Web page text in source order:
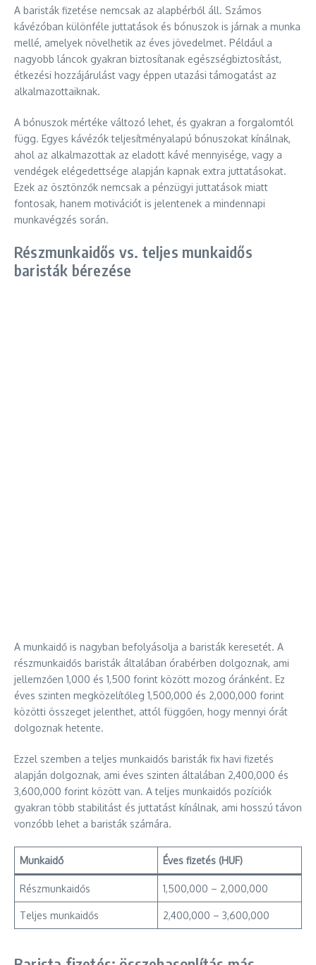
A baristák fizetése nemcsak az alapbérből áll. Számos
kávézóban különféle juttatások és bónuszok is járnak a munka
mellé, amelyek növelhetik az éves jövedelmet. Például a
nagyobb láncok gyakran biztosítanak egészségbiztosítást,
étkezési hozzájárulást vagy éppen utazási támogatást az
alkalmazottaiknak.
A bónuszok mértéke változó lehet, és gyakran a forgalomtól
függ. Egyes kávézók teljesítményalapú bónuszokat kínálnak,
ahol az alkalmazottak az eladott kávé mennyisége, vagy a
vendégek elégedettsége alapján kapnak extra juttatásokat.
Ezek az ösztönzők nemcsak a pénzügyi juttatások miatt
fontosak, hanem motivációt is jelentenek a mindennapi
munkavégzés során.
Részmunkaidős vs. teljes munkaidős
baristák bérezése
A munkaidő is nagyban befolyásolja a baristák keresetét. A
részmunkaidős baristák általában órabérben dolgoznak, ami
jellemzően 1,000 és 1,500 forint között mozog óránként. Ez
éves szinten megközelítőleg 1,500,000 és 2,000,000 forint
közötti összeget jelenthet, attól függően, hogy mennyi órát
dolgoznak hetente.
Ezzel szemben a teljes munkaidős baristák fix havi fizetés
alapján dolgoznak, ami éves szinten általában 2,400,000 és
3,600,000 forint között van. A teljes munkaidős pozíciók
gyakran több stabilitást és juttatást kínálnak, ami hosszú távon
vonzóbb lehet a baristák számára.
Munkaidő Éves fizetés (HUF)
Részmunkaidős 1,500,000 – 2,000,000
Teljes munkaidős 2,400,000 – 3,600,000